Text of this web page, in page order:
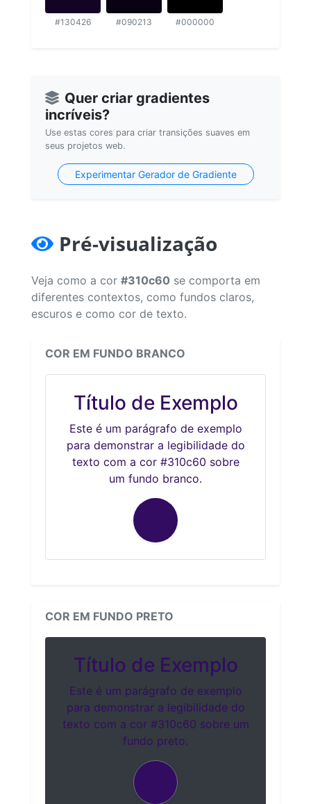
#130426 #090213 #000000
Quer criar gradientes
incríveis?
Use estas cores para criar transições suaves em
seus projetos web.
Experimentar Gerador de Gradiente
Pré-visualização
Veja como a cor #310c60 se comporta em
diferentes contextos, como fundos claros,
escuros e como cor de texto.
COR EM FUNDO BRANCO
Título de Exemplo
Este é um parágrafo de exemplo
para demonstrar a legibilidade do
texto com a cor #310c60 sobre
um fundo branco.
COR EM FUNDO PRETO
Título de Exemplo
Este é um parágrafo de exemplo
para demonstrar a legibilidade do
texto com a cor #310c60 sobre um
fundo preto.